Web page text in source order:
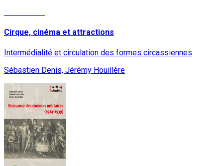
Cirque, cinéma et attractions
Intermédialité et circulation des formes circassiennes
Sébastien Denis, Jérémy Houillère